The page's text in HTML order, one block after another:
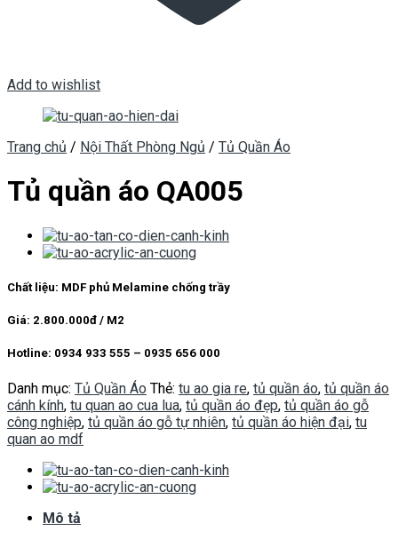
Add to wishlist
Trang chủ / Nội Thất Phòng Ngủ / Tủ Quần Áo
Tủ quần áo QA005
Chất liệu: MDF phủ Melamine chống trầy
Giá: 2.800.000đ / M2
Hotline: 0934 933 555 – 0935 656 000
Danh mục: Tủ Quần Áo Thẻ: tu ao gia re, tủ quần áo, tủ quần áo
cánh kính, tu quan ao cua lua, tủ quần áo đẹp, tủ quần áo gỗ
công nghiệp, tủ quần áo gỗ tự nhiên, tủ quần áo hiện đại, tu
quan ao mdf
Mô tả